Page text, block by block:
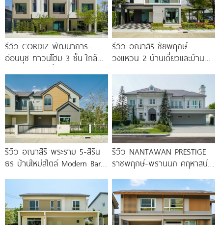
รีวิว CORDIZ พัฒนาการ-
อ่อนนุช ทาวน์โฮม 3 ชั้น ใกล้
ทองหล่อ
รีวิว อณาสิริ ชัยพฤกษ์-
วงแหวน 2 บ้านเดี่ยวและบ้าน
บางกรวย-ไทรน้อย เริ่ม 4.59
ล้าน*
รีวิว อณาสิริ พระราม 5-สิริน
ธร บ้านใหม่สไตล์ Modern Barn
รีวิว NANTAWAN PRESTIGE
ราชพฤกษ์-พรานนก คฤหาสน์